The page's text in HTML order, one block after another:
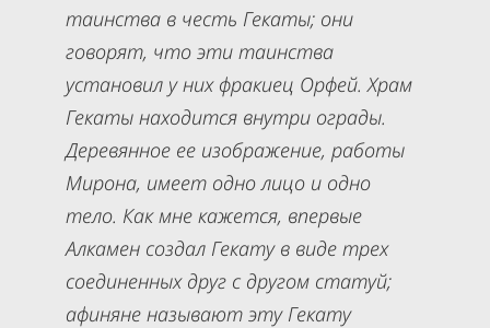
таинства в честь Гекаты; они
говорят, что эти таинства
установил у них фракиец Орфей. Храм
Гекаты находится внутри ограды.
Деревянное ее изображение, работы
Мирона, имеет одно лицо и одно
тело. Как мне кажется, впервые
Алкамен создал Гекату в виде трех
соединенных друг с другом статуй;
афиняне называют эту Гекату